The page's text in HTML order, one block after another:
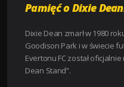
Pamięć o Dixie
Dixie Dean zmarł w 1980
Goodison Park i w świecie
Evertonu FC został
Dean Stand”.